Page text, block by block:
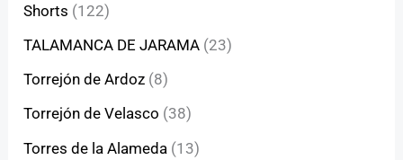
Shorts (122)
TALAMANCA DE JARAMA (23)
Torrejón de Ardoz (8)
Torrejón de Velasco (38)
Torres de la Alameda (13)